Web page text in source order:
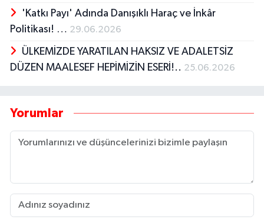
'Katkı Payı' Adında Danışıklı Haraç ve İnkâr
Politikası! … 29.06.2026
ÜLKEMİZDE YARATILAN HAKSIZ VE ADALETSİZ
DÜZEN MAALESEF HEPİMİZİN ESERİ!.. 25.06.2026
Yorumlar